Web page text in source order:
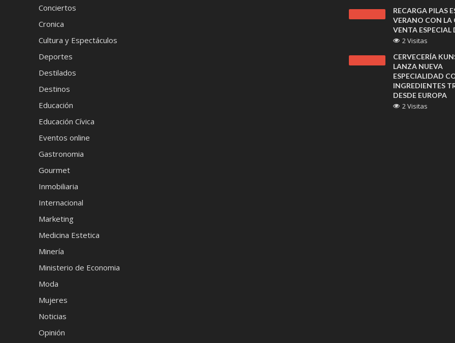
Conciertos
Cronica
Cultura y Espectáculos
Deportes
Destilados
Destinos
Educación
Educación Cívica
Eventos online
Gastronomia
Gourmet
Inmobiliaria
Internacional
Marketing
Medicina Estetica
Minería
Ministerio de Economia
Moda
Mujeres
Noticias
Opinión
RECARGA PILAS
VERANO CON LA
VENTA ESPECIAL
2 Visitas
CERVECERÍA
LANZA NUEVA
ESPECIALIDAD
INGREDIENTES
DESDE EUROPA
2 Visitas